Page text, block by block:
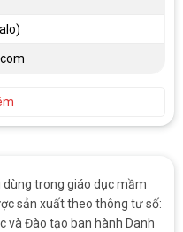
dùng trong giáo dục mầm
sản xuất theo thông tư số:
và Đào tạo ban hành Danh